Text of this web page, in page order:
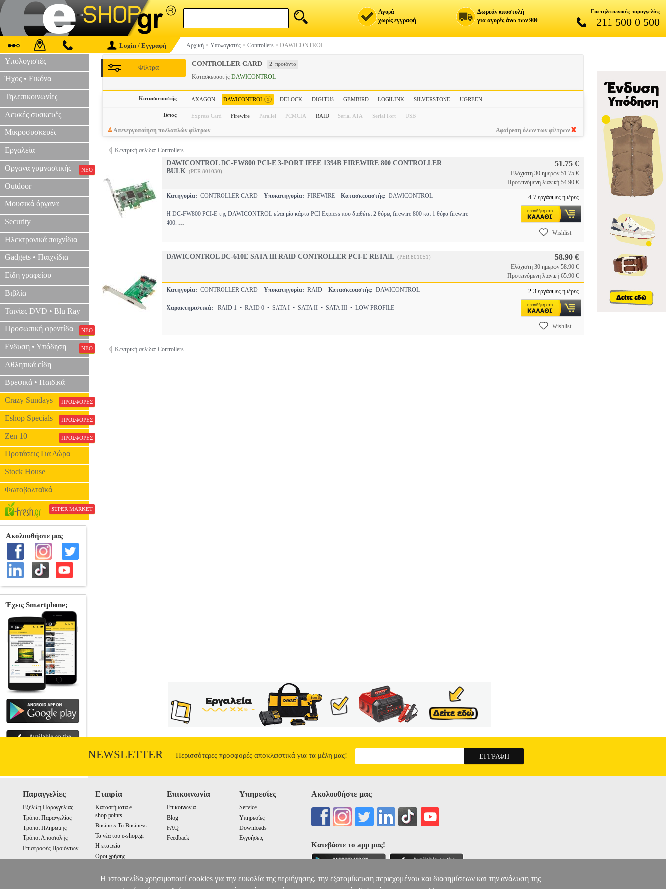
Αγορά
χωρίς εγγραφή
Δωρεάν αποστολή
για αγορές άνω των 90€
Για τηλεφωνικές παραγγελίες
211 500 0 500
Login / Εγγραφή Αρχική > Υπολογιστές > Controllers > DAWICONTROL
Υπολογιστές
Ήχος • Εικόνα
Τηλεπικοινωνίες
Λευκές συσκευές
Μικροσυσκευές
Εργαλεία
Οργανα γυμναστικής ΝΕΟ
Outdoor
Μουσικά όργανα
Security
Ηλεκτρονικά παιχνίδια
Gadgets • Παιχνίδια
Είδη γραφείου
Βιβλία
Ταινίες DVD • Blu Ray
Προσωπική φροντίδα ΝΕΟ
Ενδυση • Υπόδηση ΝΕΟ
Αθλητικά είδη
Βρεφικά • Παιδικά
Crazy Sundays ΠΡΟΣΦΟΡΕΣ
Eshop Specials ΠΡΟΣΦΟΡΕΣ
Zen 10 ΠΡΟΣΦΟΡΕΣ
Προτάσεις Για Δώρα
Stock House
Φωτοβολταϊκά
SUPER MARKET
CONTROLLER CARD 2 προϊόντα
Φίλτρα
Κατασκευαστής DAWICONTROL
Κατασκευαστής AXAGON DAWICONTROL x DELOCK DIGITUS GEMBIRD LOGILINK SILVERSTONE UGREEN
Τύπος Express Card Firewire Parallel PCMCIA RAID Serial ATA Serial Port USB
Απενεργοποίηση πολλαπλών φίλτρων Αφαίρεση όλων των φίλτρων
Κεντρική σελίδα: Controllers
DAWICONTROL DC-FW800 PCI-E 3-PORT IEEE 1394B FIREWIRE 800 CONTROLLER
BULK (PER.801030)
51.75 €
Ελάχιστη 30 ημερών 51.75 €
Προτεινόμενη λιανική 54.90 €
Κατηγορία: CONTROLLER CARD Υποκατηγορία: FIREWIRE Κατασκευαστής: DAWICONTROL
Η DC-FW800 PCI-E της DAWICONTROL είναι μία κάρτα PCI Express που διαθέτει 2 θύρες firewire 800 και 1 θύρα firewire
400. ...
4-7 εργάσιμες ημέρες
Wishlist
DAWICONTROL DC-610E SATA III RAID CONTROLLER PCI-E RETAIL (PER.801051) 58.90 €
Ελάχιστη 30 ημερών 58.90 €
Προτεινόμενη λιανική 65.90 €
Κατηγορία: CONTROLLER CARD Υποκατηγορία: RAID Κατασκευαστής: DAWICONTROL
Χαρακτηριστικά: RAID 1 • RAID 0 • SATA I • SATA II • SATA III • LOW PROFILE
2-3 εργάσιμες ημέρες
Wishlist
Κεντρική σελίδα: Controllers
NEWSLETTER Περισσότερες προσφορές αποκλειστικά για τα μέλη μας!
Παραγγελίες
Εξέλιξη Παραγγελίας
Τρόποι Παραγγελίας
Τρόποι Πληρωμής
Τρόποι Αποστολής
Επιστροφές Προιόντων
Εταιρία
Καταστήματα e-
shop points
Business To Business
Τα νέα του e-shop.gr
Η εταιρεία
Οροι χρήσης
Επικοινωνία
Επικοινωνία
Blog
FAQ
Feedback
Υπηρεσίες
Service
Υπηρεσίες
Downloads
Εγγυήσεις
Ακολουθήστε μας
Κατεβάστε το app μας!
Η ιστοσελίδα χρησιμοποιεί cookies για την ευκολία της περιήγησης, την εξατομίκευση περιεχομένου και διαφημίσεων και την ανάλυση της